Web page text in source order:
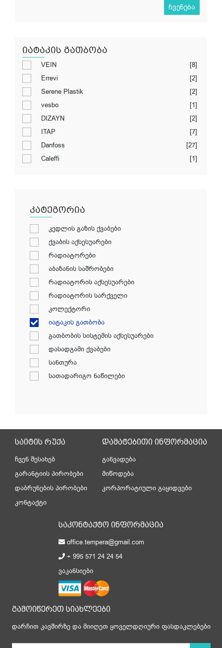
ჩვენება
იატაკის გათბობა
VEIN
[8]
Errevi
[2]
Serene Plastik
[2]
vesbo
[1]
DIZAYN
[2]
ITAP
[7]
Danfoss
[27]
Caleffi
[1]
კატეგორია
კედლის გაზის ქვაბები
ქვაბის აქსესუარები
რადიატორები
აბაზანის საშრობები
რადიატორის აქსესუარები
რადიატორის სარქველი
კოლექტორი
იატაკის გათბობა
გათბობის სისტემის აქსესუარები
დასადგამი ქვაბები
სანთურა
სათადარიგო ნაწილები
საიტის რუქა
ჩვენ შესახებ
გარანტიის პირობები
დაბრუნების პირობები
კონტაქტი
დამატებითი ინფორმაცია
განვადება
მიწოდება
კორპორატიული გაყიდვები
საკონტაქტო ინფორმაცია
office.tempera@gmail.com
+ 995 571 24 24 54
ვაკანსიები
გამოიწერეთ სიახლეები
დარჩით კავშირზე და მიიღეთ ყოველდღიური ფასდაკლებები